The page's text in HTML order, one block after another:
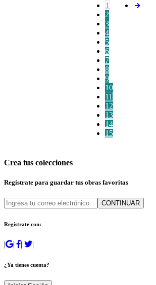
1
2
3
4
5
6
7
8
9
10
11
12
13
14
15
Crea tus colecciones
Regístrate para guardar tus obras favoritas
CONTINUAR
Regístrate con:
| | | |
¿Ya tienes cuenta?